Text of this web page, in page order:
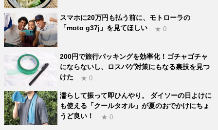
スマホに20万円も払う前に、モトローラの
「moto g37j」を見てほしい
★ 0
200円で旅行パッキングを効率化！ゴチャゴチャ
にならないし、ロスバゲ対策にもなる裏技を見つ
けた
★ 0
濡らして振って即ひんやり。 ダイソーの日よけに
も使える「クールタオル」が夏のおでかけにちょ
うど良い！
★ 0